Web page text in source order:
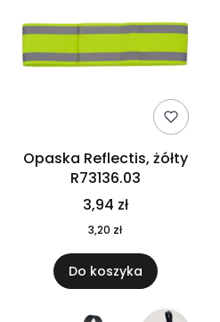
Opaska Reflectis, żółty
R73136.03
3,94 zł
3,20 zł
Do koszyka